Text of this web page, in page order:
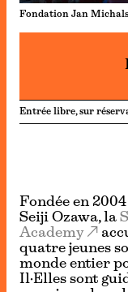
Fondation Jan
Entrée libre, sur
Fondée en
Seiji Ozawa, la
Academy
quatre jeunes
monde entier
Il·Elles sont